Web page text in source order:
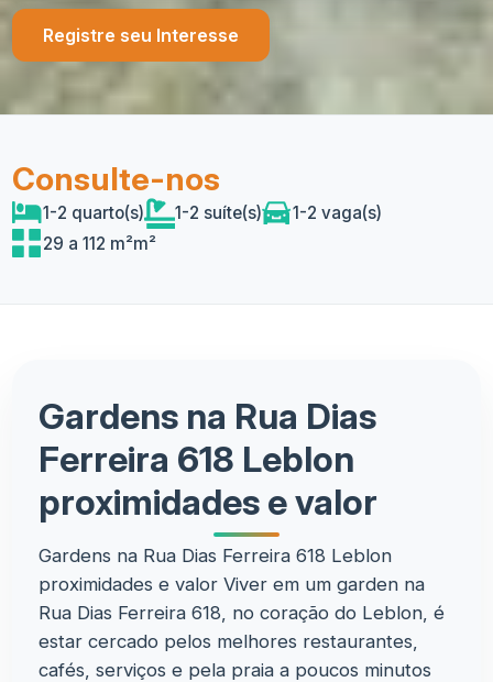
Registre seu Interesse
Consulte-nos
1-2 quarto(s) 1-2 suíte(s)
1-2 vaga(s)
29 a 112 m²m²
Gardens na Rua Dias
Ferreira 618 Leblon
proximidades e valor
Gardens na Rua Dias Ferreira 618 Leblon
proximidades e valor Viver em um garden na
Rua Dias Ferreira 618, no coração do Leblon, é
estar cercado pelos melhores restaurantes,
cafés, serviços e pela praia a poucos minutos